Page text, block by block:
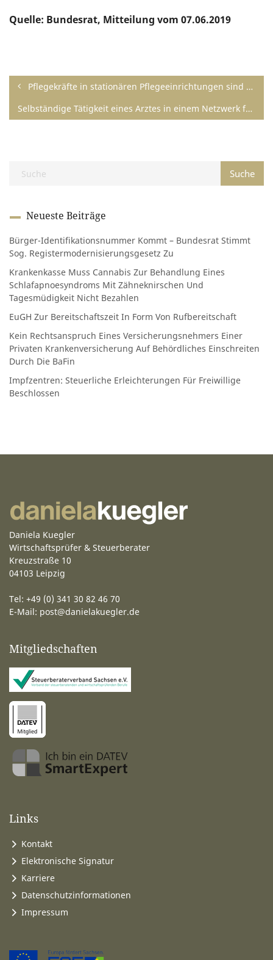
Quelle: Bundesrat, Mitteilung vom 07.06.2019
Pflegekräfte in stationären Pflegeeinrichtungen sind regelmäßig sozialversicherungspflichtig
Selbständige Tätigkeit eines Arztes in einem Netzwerk für ambulante Palliativversorgung
Neueste Beiträge
Bürger-Identifikationsnummer Kommt – Bundesrat Stimmt
Sog. Registermodernisierungsgesetz Zu
Krankenkasse Muss Cannabis Zur Behandlung Eines
Schlafapnoesyndroms Mit Zähneknirschen Und
Tagesmüdigkeit Nicht Bezahlen
EuGH Zur Bereitschaftszeit In Form Von Rufbereitschaft
Kein Rechtsanspruch Eines Versicherungsnehmers Einer
Privaten Krankenversicherung Auf Behördliches Einschreiten
Durch Die BaFin
Impfzentren: Steuerliche Erleichterungen Für Freiwillige
Beschlossen
Daniela Kuegler
Wirtschaftsprüfer & Steuerberater
Kreuzstraße 10
04103 Leipzig
Tel: +49 (0) 341 30 82 46 70
E-Mail: post@danielakuegler.de
Mitgliedschaften
Links
Kontakt
Elektronische Signatur
Karriere
Datenschutzinformationen
Impressum